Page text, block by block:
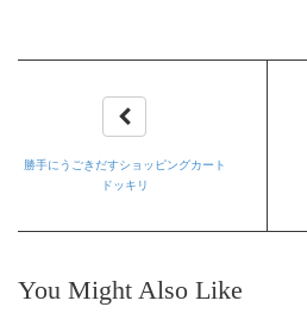
勝手にうごきだすショッピングカート
ドッキリ
You Might Also Like